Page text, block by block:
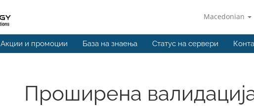
Macedonian
Акции и промоции База на знаења Статус на сервери
Проширена